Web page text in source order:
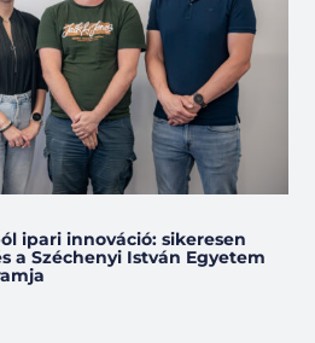
ipari innováció: sikeresen
a Széchenyi István Egyetem